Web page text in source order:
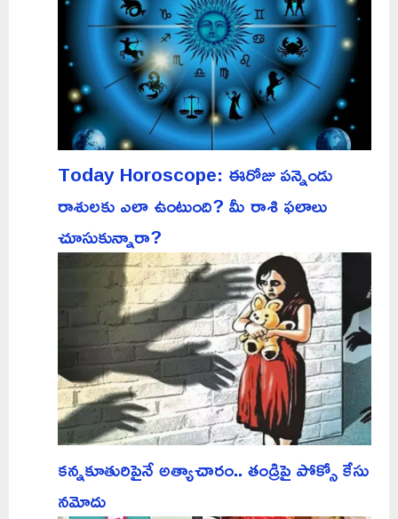
Today Horoscope: ఈరోజు పన్నెండు
రాశులకు ఎలా ఉంటుంది? మీ రాశి ఫలాలు
చూసుకున్నారా?
కన్నకూతురిపైనే అత్యాచారం.. తండ్రిపై పోక్సో కేసు
నమోదు